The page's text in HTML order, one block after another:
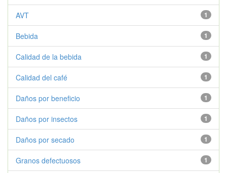
1
AVT
1
Bebida
1
Calidad de la bebida
1
Calidad del café
1
Daños por beneficio
1
Daños por insectos
1
Daños por secado
1
Granos defectuosos